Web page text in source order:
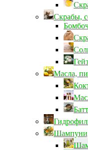
Скрабы,
Масла,
Шампуни,